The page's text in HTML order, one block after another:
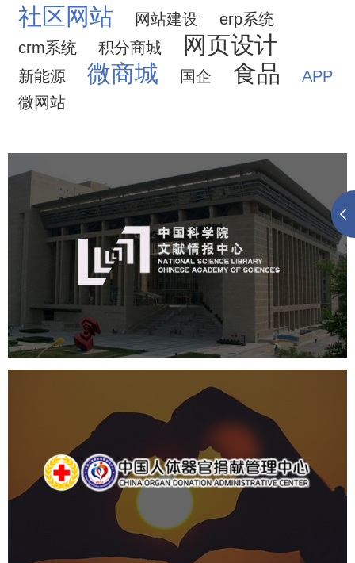
社区网站 网站建设
erp系统
crm系统
积分商城 网页设计
新能源 微商城 国企 食品
APP
微网站
中国科学院文献情报中心
网站建设 虚拟展厅
数字博物馆建设
展厅空间设计
产品展厅设计
中国人体器官捐献管理中心
国企 品牌官网 网站建设